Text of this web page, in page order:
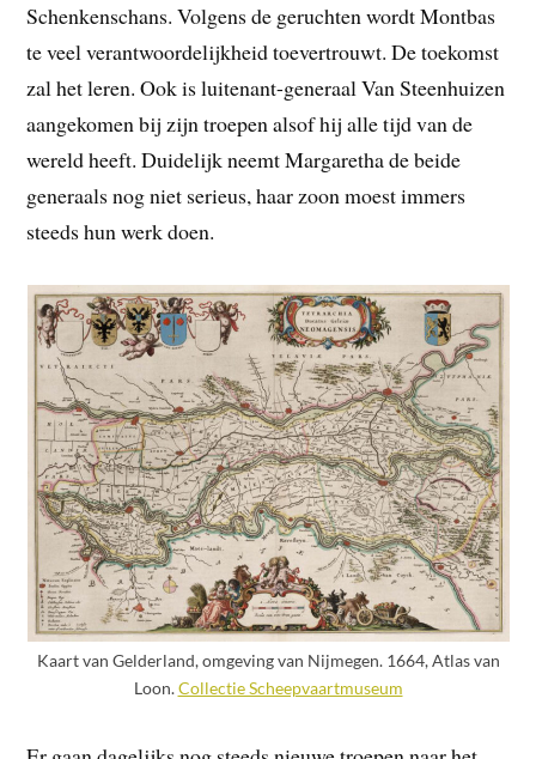
Schenkenschans. Volgens de geruchten wordt Montbas
te veel verantwoordelijkheid toevertrouwt. De toekomst
zal het leren. Ook is luitenant-generaal Van Steenhuizen
aangekomen bij zijn troepen alsof hij alle tijd van de
wereld heeft. Duidelijk neemt Margaretha de beide
generaals nog niet serieus, haar zoon moest immers
steeds hun werk doen.
Kaart van Gelderland, omgeving van Nijmegen. 1664, Atlas van
Loon.Collectie Scheepvaartmuseum